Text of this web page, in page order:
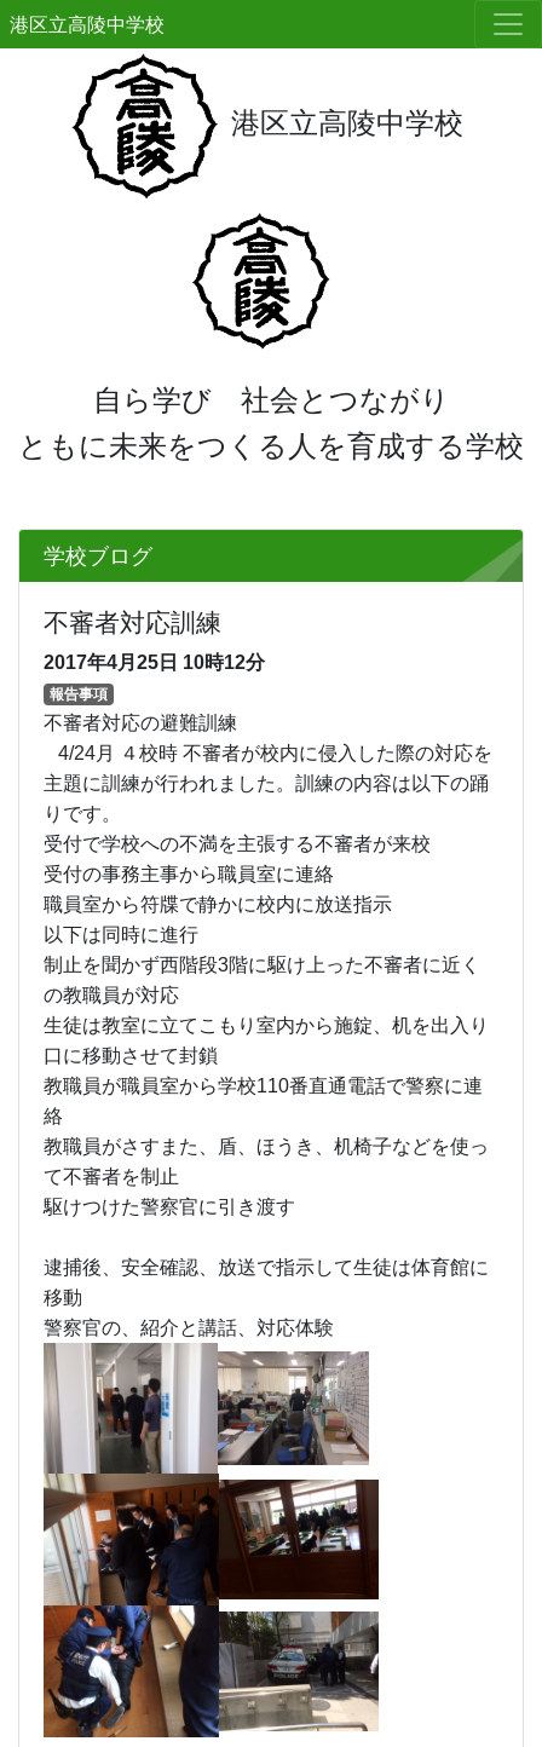
港区立高陵中学校
港区立高陵中学校
自ら学び 社会とつながり
ともに未来をつくる人を育成する学校
学校ブログ
不審者対応訓練
2017年4月25日 10時12分
報告事項
不審者対応の避難訓練
4/24月 ４校時 不審者が校内に侵入した際の対応を
主題に訓練が行われました。訓練の内容は以下の踊
りです。
受付で学校への不満を主張する不審者が来校
受付の事務主事から職員室に連絡
職員室から符牒で静かに校内に放送指示
以下は同時に進行
制止を聞かず西階段3階に駆け上った不審者に近く
の教職員が対応
生徒は教室に立てこもり室内から施錠、机を出入り
口に移動させて封鎖
教職員が職員室から学校110番直通電話で警察に連
絡
教職員がさすまた、盾、ほうき、机椅子などを使っ
て不審者を制止
駆けつけた警察官に引き渡す
逮捕後、安全確認、放送で指示して生徒は体育館に
移動
警察官の、紹介と講話、対応体験